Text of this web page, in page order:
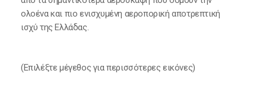
ολοένα και πιο ενισχυμένη αεροπορική αποτρεπτική
ισχύ της Ελλάδας.
(Eπιλέξτε μέγεθος για περισσότερες εικόνες)